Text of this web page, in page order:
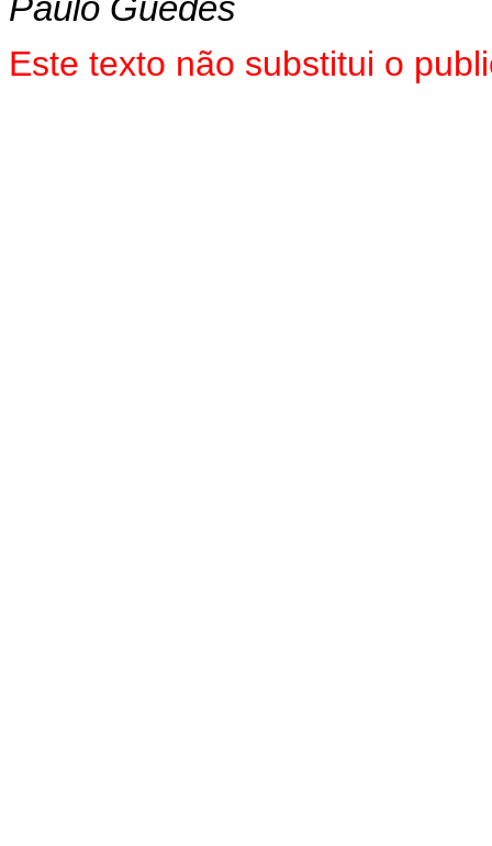
Paulo Guedes
Este texto não substitui o